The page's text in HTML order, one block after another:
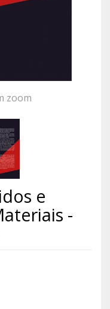
zoom
e
-